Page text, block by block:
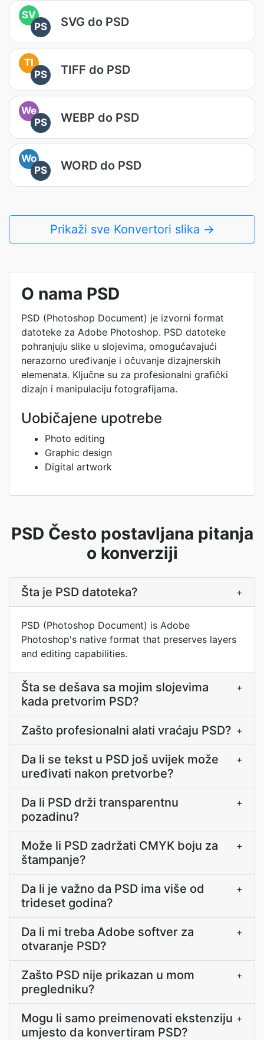
SV
PS
SVG do PSD
TI
PS
TIFF do PSD
We
PS
WEBP do PSD
Wo
PS
WORD do PSD
Prikaži sve Konvertori slika →
O nama PSD
PSD (Photoshop Document) je izvorni format
datoteke za Adobe Photoshop. PSD datoteke
pohranjuju slike u slojevima, omogućavajući
nerazorno uređivanje i očuvanje dizajnerskih
elemenata. Ključne su za profesionalni grafički
dizajn i manipulaciju fotografijama.
Uobičajene upotrebe
Photo editing
Graphic design
Digital artwork
PSD Često postavljana pitanja
o konverziji
Šta je PSD datoteka? +
PSD (Photoshop Document) is Adobe
Photoshop's native format that preserves layers
and editing capabilities.
Šta se dešava sa mojim slojevima
kada pretvorim PSD?
+
Zašto profesionalni alati vraćaju PSD? +
Da li se tekst u PSD još uvijek može
uređivati nakon pretvorbe?
+
Da li PSD drži transparentnu
pozadinu?
+
Može li PSD zadržati CMYK boju za
štampanje?
+
Da li je važno da PSD ima više od
trideset godina?
+
Da li mi treba Adobe softver za
otvaranje PSD?
+
Zašto PSD nije prikazan u mom
pregledniku?
+
Mogu li samo preimenovati ekstenziju
umjesto da konvertiram PSD?
+